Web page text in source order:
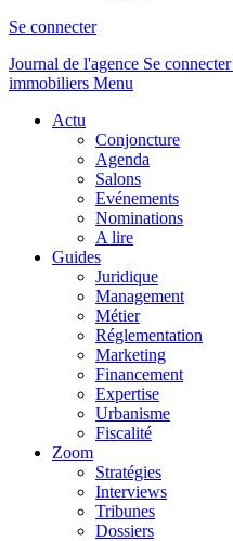
Se connecter
Journal de l'agence Se connecter
immobiliers Menu
Actu
Conjoncture
Agenda
Salons
Evénements
Nominations
A lire
Guides
Juridique
Management
Métier
Réglementation
Marketing
Financement
Expertise
Urbanisme
Fiscalité
Zoom
Stratégies
Interviews
Tribunes
Dossiers